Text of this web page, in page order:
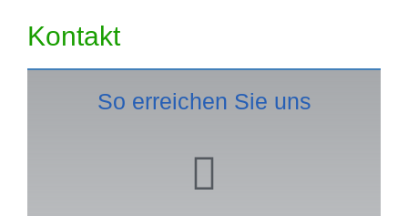
Kontakt
So erreichen Sie uns